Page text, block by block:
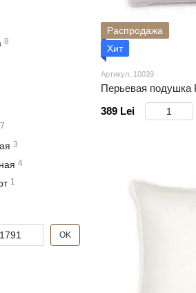
Распродажа
Хит
Артикул: 10039
Перьевая подушка
389 Lei
8
7
3
4
1
OK